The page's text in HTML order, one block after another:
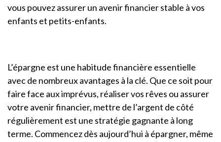
vous pouvez assurer un avenir financier stable à vos
enfants et petits-enfants.
L’épargne est une habitude financière essentielle
avec de nombreux avantages à la clé. Que ce soit pour
faire face aux imprévus, réaliser vos rêves ou assurer
votre avenir financier, mettre de l’argent de côté
régulièrement est une stratégie gagnante à long
terme. Commencez dès aujourd’hui à épargner, même